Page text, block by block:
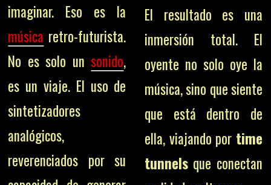
imaginar. Eso es la
música retro-futurista.
No es solo unsonido,
es un viaje. El uso de
sintetizadores
analógicos,
reverenciados por su
El resultado es una
inmersión total. El
oyente no solo oye la
música, sino que siente
que está dentro de
ella, viajando por time
tunnelsque conectan